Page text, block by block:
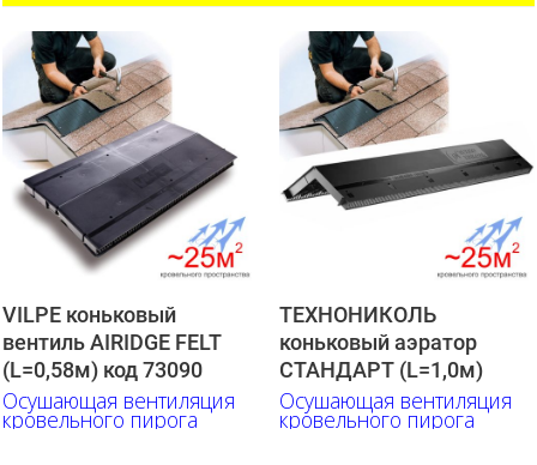
VILPE коньковый
вентиль AIRIDGE FELT
(L=0,58м) код 73090
Осушающая вентиляция
кровельного пирога
ТЕХНОНИКОЛЬ
коньковый аэратор
СТАНДАРТ (L=1,0м)
Осушающая вентиляция
кровельного пирога